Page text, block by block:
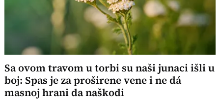
Sa ovom travom u torbi su naši junaci išli u
boj: Spas je za proširene vene i ne dá
masnoj hrani da naškodi